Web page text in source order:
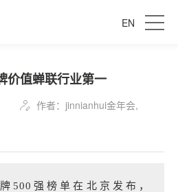
EN
值蝉联行业第一
作者：jinnianhui金年会,
500强榜单在北京发布，